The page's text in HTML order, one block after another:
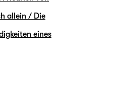
allein / Die
eines